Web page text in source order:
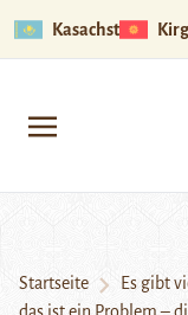
Kasachstan
Startseite
Es gibt